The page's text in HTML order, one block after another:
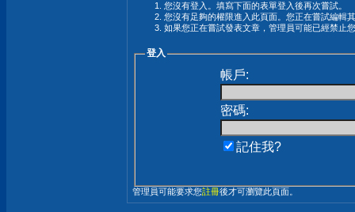
您沒有登入。填寫下面的表單登入後再次嘗試。
您沒有足夠的權限進入此頁面。您正在嘗試編輯
如果您正在嘗試發表文章，管理員可能已經禁止
登入
帳戶:
密碼:
記住我?
管理員可能要求您註冊後才可瀏覽此頁面。